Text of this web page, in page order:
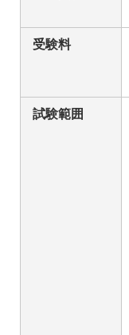
受験料
試験範囲